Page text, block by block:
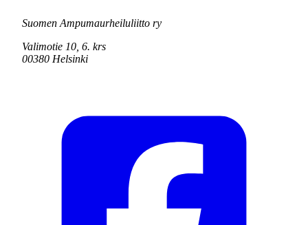
Suomen Ampumaurheiluliitto ry
Valimotie 10, 6. krs
00380 Helsinki